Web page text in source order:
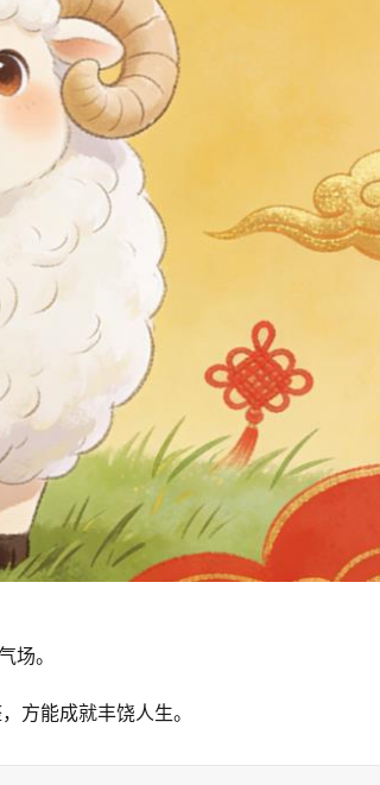
场。
方能成就丰饶人生。